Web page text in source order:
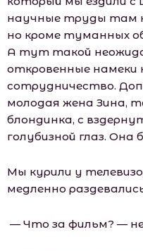
научные труды там
но кроме туманных
А тут такой
откровенные намеки
сотрудничество.
молодая жена Зина,
блондинка, с
голубизной глаз. Она
Мы курили у
медленно
— Что за фильм? — не